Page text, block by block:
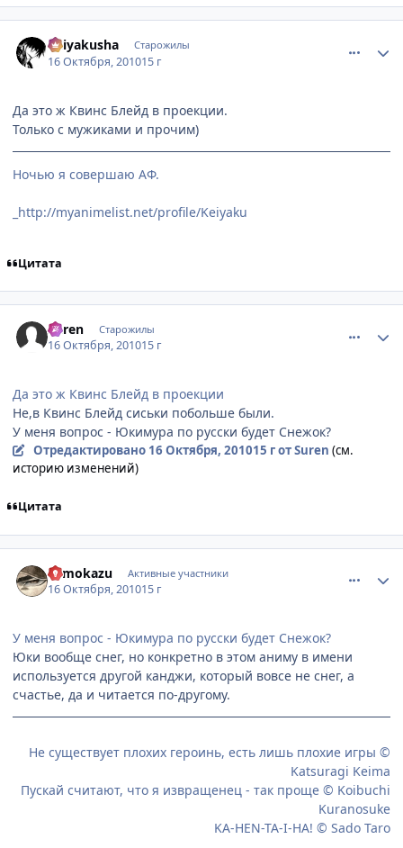
Keiyakusha Старожилы
16 Октября, 201015 г
Да это ж Квинс Блейд в проекции.
Только с мужиками и прочим)
Ночью я совершаю АФ.
_http://myanimelist.net/profile/Keiyaku
Цитата
Suren Старожилы
16 Октября, 201015 г
Да это ж Квинс Блейд в проекции
Не,в Квинс Блейд сиськи побольше были.
У меня вопрос - Юкимура по русски будет Снежок?
Отредактировано 16 Октября, 201015 гот Suren (см.
историю изменений)
Цитата
Tomokazu Активные участники
16 Октября, 201015 г
У меня вопрос - Юкимура по русски будет Снежок?
Юки вообще снег, но конкретно в этом аниму в имени
используется другой канджи, который вовсе не снег, а
счастье, да и читается по-другому.
Не существует плохих героинь, есть лишь плохие игры ©
Katsuragi Keima
Пускай считают, что я извращенец - так проще © Koibuchi
Kuranosuke
KA-HEN-TA-I-HA! © Sado Taro